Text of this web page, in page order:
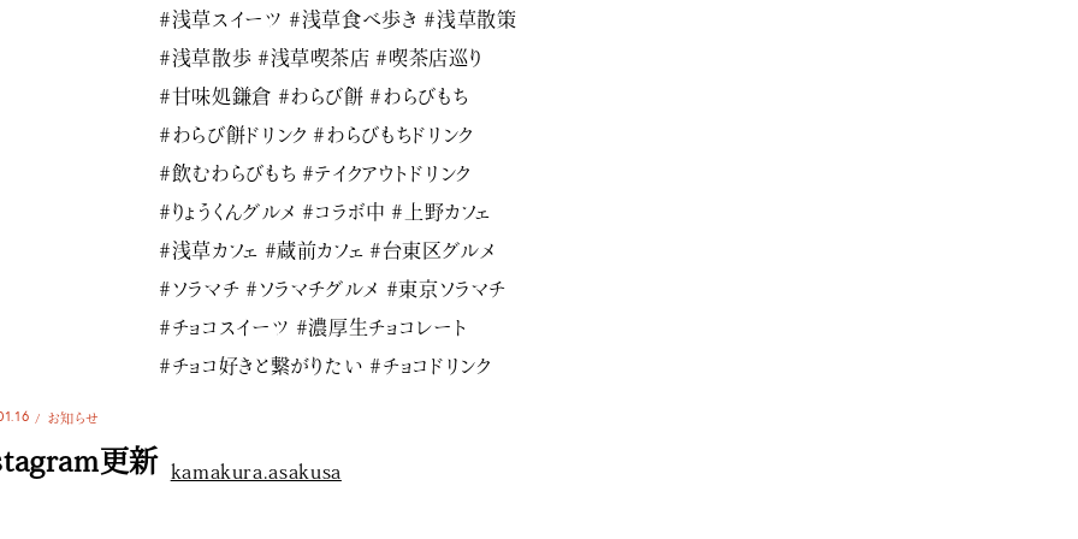
お知らせ
更新
#浅草スイーツ #浅草食べ歩き #浅草散策
#浅草散歩 #浅草喫茶店 #喫茶店巡り
#甘味処鎌倉 #わらび餅 #わらびもち
#わらび餅ドリンク #わらびもちドリンク
#飲むわらびもち #テイクアウトドリンク
#りょうくんグルメ #コラボ中 #上野カフェ
#浅草カフェ #蔵前カフェ #台東区グルメ
#ソラマチ #ソラマチグルメ #東京ソラマチ
#チョコスイーツ #濃厚生チョコレート
#チョコ好きと繋がりたい #チョコドリンク
kamakura.asakusa